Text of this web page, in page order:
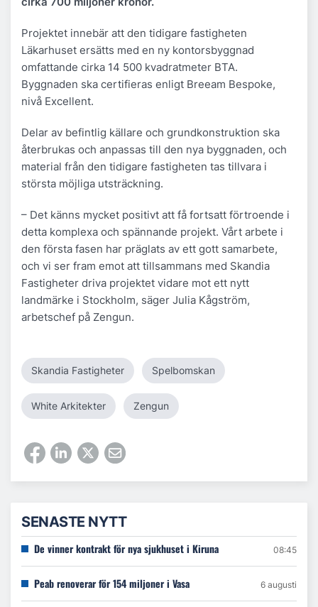
Projektet innebär att den tidigare fastigheten
Läkarhuset ersätts med en ny kontorsbyggnad
omfattande cirka 14 500 kvadratmeter BTA.
Byggnaden ska certifieras enligt Breeam Bespoke,
nivå Excellent.
Delar av befintlig källare och grundkonstruktion ska
återbrukas och anpassas till den nya byggnaden, och
material från den tidigare fastigheten tas tillvara i
största möjliga utsträckning.
– Det känns mycket positivt att få fortsatt förtroende i
detta komplexa och spännande projekt. Vårt arbete i
den första fasen har präglats av ett gott samarbete,
och vi ser fram emot att tillsammans med Skandia
Fastigheter driva projektet vidare mot ett nytt
landmärke i Stockholm, säger Julia Kågström,
arbetschef på Zengun.
Skandia Fastigheter Spelbomskan
White Arkitekter Zengun
SENASTE NYTT
De vinner kontrakt för nya sjukhuset i Kiruna 08:45
Peab renoverar för 154 miljoner i Vasa 6 augusti